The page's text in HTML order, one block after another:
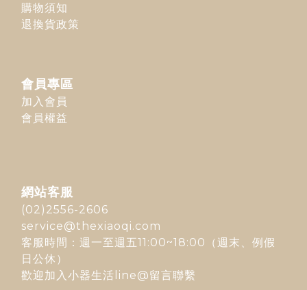
購物須知
退換貨政策
會員專區
加入會員
會員權益
網站客服
(02)2556-2606
service@thexiaoqi.com
客服時間：週一至週五11:00~18:00（週末、例假
日公休）
歡迎加入 小器生活line@留言聯繫